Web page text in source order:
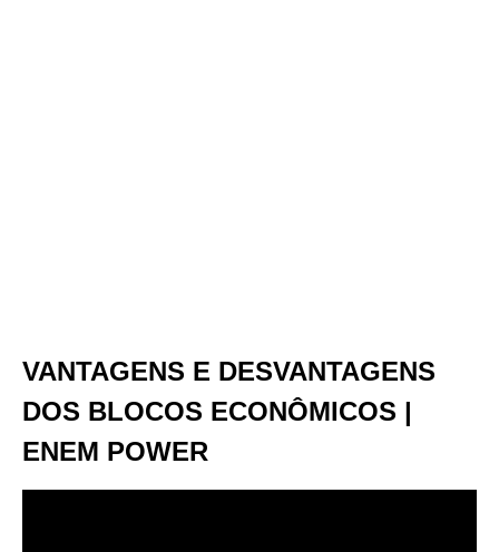
VANTAGENS E DESVANTAGENS
DOS BLOCOS ECONÔMICOS |
ENEM POWER